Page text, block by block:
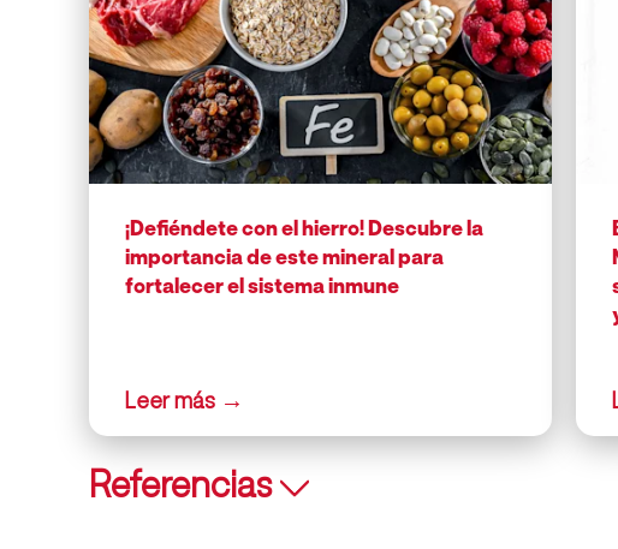
¡Defiéndete con el hierro! Descubre la
importancia de este mineral para
fortalecer el sistema inmune
Referencias